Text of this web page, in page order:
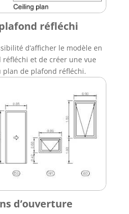
réfléchi
d’afficher le modèle en
et de créer une vue
de plafond réfléchi.
d’ouverture